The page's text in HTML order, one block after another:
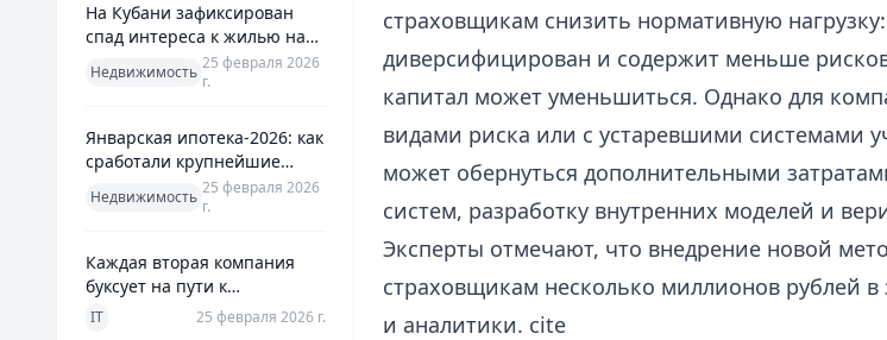
На Кубани зафиксирован
спад интереса к жилью на
Недвижимость 25 февраля 2026
г.
Январская ипотека-2026: как
сработали крупнейшие
банки и что это значит для
заемщиков
Недвижимость 25 февраля 2026
г.
Каждая вторая компания
буксует на пути к
полноценной ERP
IT 25 февраля 2026 г.
страховщикам снизить нормативную
диверсифицирован и содержит меньше
капитал может уменьшиться. Однако для
видами риска или с устаревшими системами
может обернуться дополнительными
систем, разработку внутренних моделей и
Эксперты отмечают, что внедрение новой
страховщикам несколько миллионов рублей
и аналитики. cite